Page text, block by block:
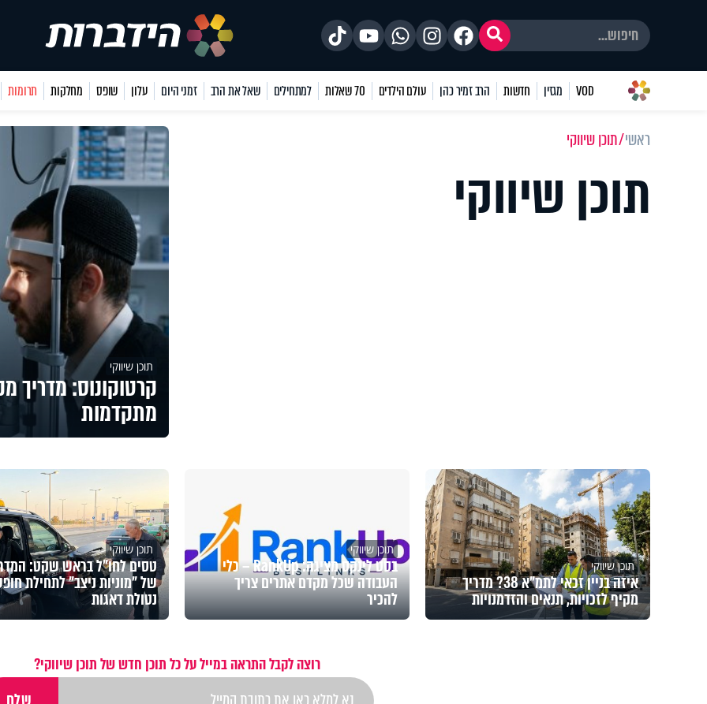
VOD מגזין חדשות הרב זמיר כהן עולם הילדים 70 שאלות למתחילים שאל את הרב זמני היום עלון שופס מחלקות תרומות
ראשי תוכן שיווקי
תוכן שיווקי
תוכן שיווקי
קרטוקונוס: מדריך
מתקדמות
תוכן שיווקי
איזה בניין זכאי לתמ"א 38? מדריך
מקיף לזכויות, תנאים והזדמנויות
תוכן שיווקי
בסט לינקס מציגה: RankUp – כלי
העבודה שכל מקדם אתרים צריך
להכיר
תוכן שיווקי
טסים לחו"ל בראש שקט:
של "מוניות ניצב" לתחילת
נטולת דאגות
רוצה לקבל התראה במייל על כל תוכן חדש של תוכן שיווקי?